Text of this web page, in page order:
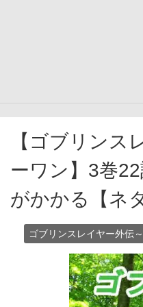
【ゴブリンス
ーワン】3巻
がかかる【ネ
ゴブリンスレイヤー外伝